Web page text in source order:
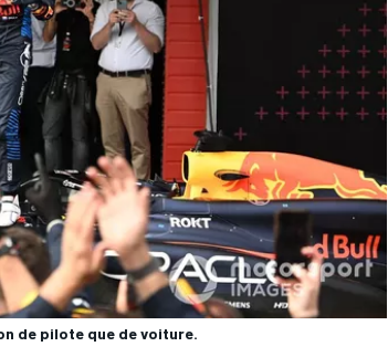
de pilote que de voiture.